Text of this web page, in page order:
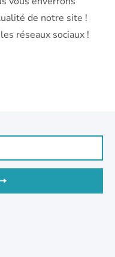
de notre site !
réseaux sociaux !